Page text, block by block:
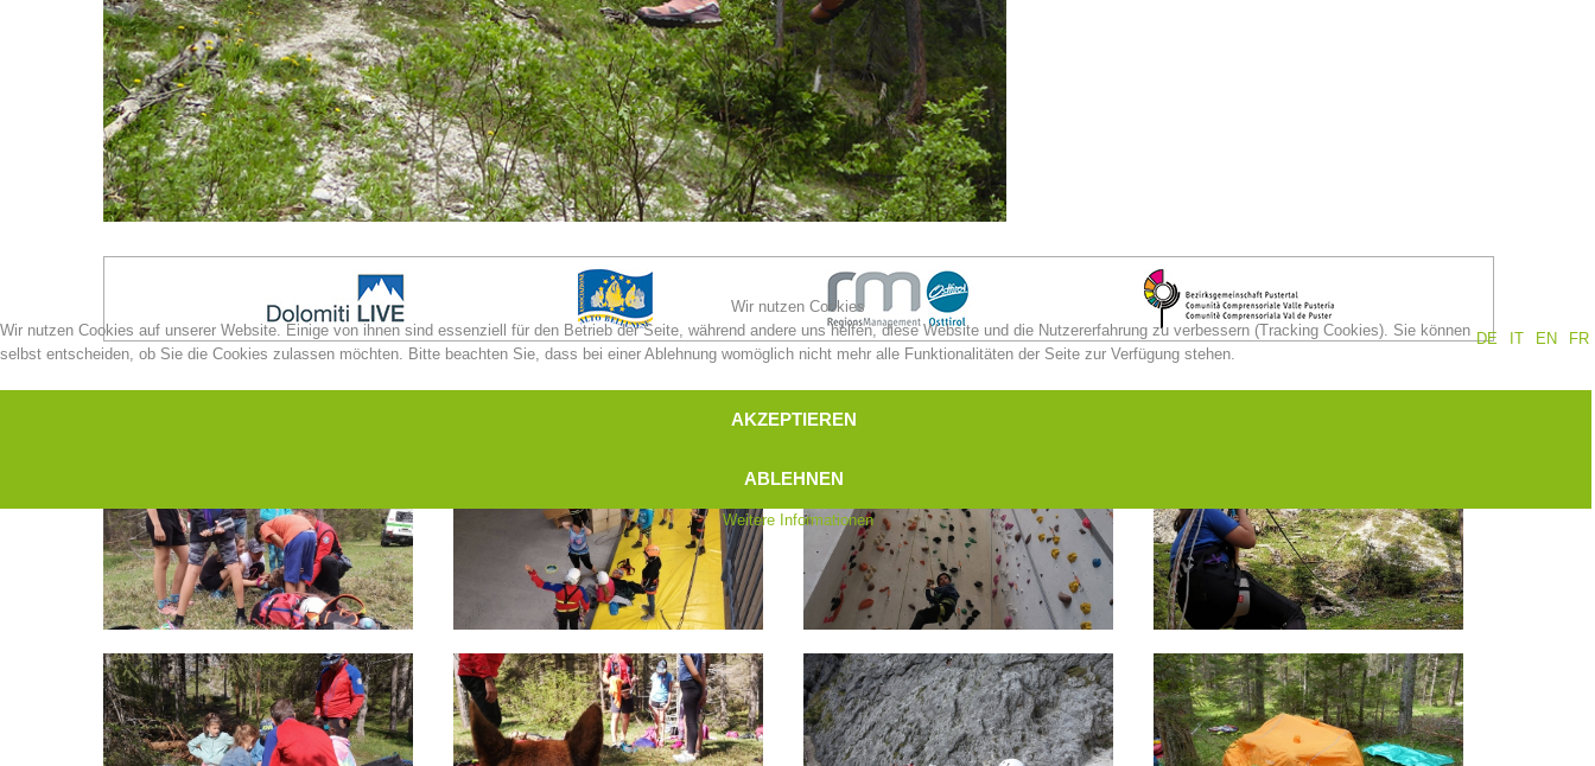
Wir nutzen Cookies
DE
IT EN FR
Wir nutzen Cookies auf unserer Website. Einige von ihnen sind essenziell für den Betrieb der Seite, während andere uns helfen, diese Website und die Nutzererfahrung zu verbessern (Tracking Cookies). Sie können
selbst entscheiden, ob Sie die Cookies zulassen möchten. Bitte beachten Sie, dass bei einer Ablehnung womöglich nicht mehr alle Funktionalitäten der Seite zur Verfügung stehen.
AKZEPTIEREN
ABLEHNEN
Weitere Informationen